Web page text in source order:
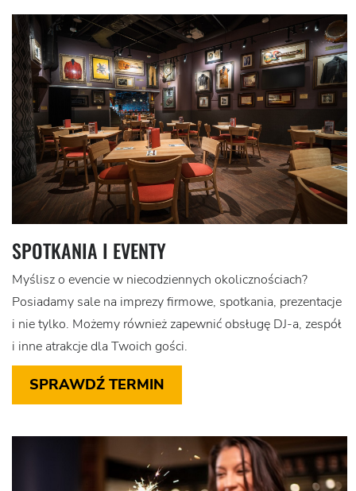
SPOTKANIA I EVENTY
Myślisz o evencie w niecodziennych okolicznościach?
Posiadamy sale na imprezy firmowe, spotkania, prezentacje
i nie tylko. Możemy również zapewnić obsługę DJ-a, zespół
i inne atrakcje dla Twoich gości.
SPRAWDŹ TERMIN